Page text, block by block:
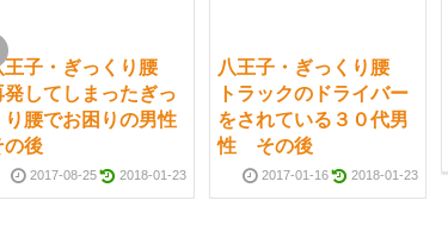
王子・ぎっくり腰
発してしまったぎっ
り腰でお困りの男性
の後
2017-08-25 2018-01-23
八王子・ぎっくり腰
トラックのドライバー
をされている３０代男
性 その後
2017-01-16 2018-01-23